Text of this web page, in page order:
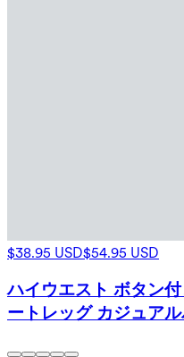
$38.95 USD$54.95 USD
ハイウエスト ボタン
ートレッグ カジュア